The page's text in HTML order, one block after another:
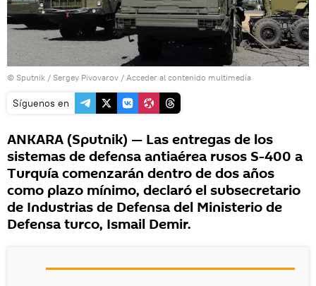
© Sputnik / Sergey Pivovarov / Acceder al contenido multimedia
Síguenos en
ANKARA (Sputnik) — Las entregas de los
sistemas de defensa antiaérea rusos S-400 a
Turquía comenzarán dentro de dos años
como plazo mínimo, declaró el subsecretario
de Industrias de Defensa del Ministerio de
Defensa turco, Ismail Demir.